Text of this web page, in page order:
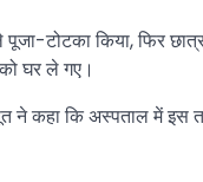
पूजा-टोटका किया, फिर
घर ले गए।
ने कहा कि अस्पताल में इस